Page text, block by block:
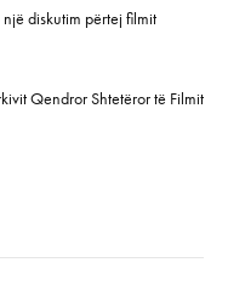
diskutim përtej filmit
Qendror Shtetëror të Filmit